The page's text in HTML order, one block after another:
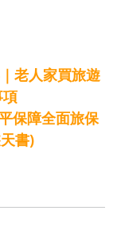
老人家買旅遊
保障全面旅保
書)